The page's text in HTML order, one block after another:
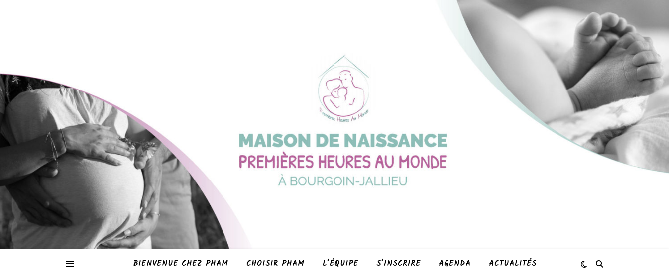
BIENVENUE CHEZ PHAM CHOISIR PHAM L’ÉQUIPE S’INSCRIRE AGENDA ACTUALITÉS